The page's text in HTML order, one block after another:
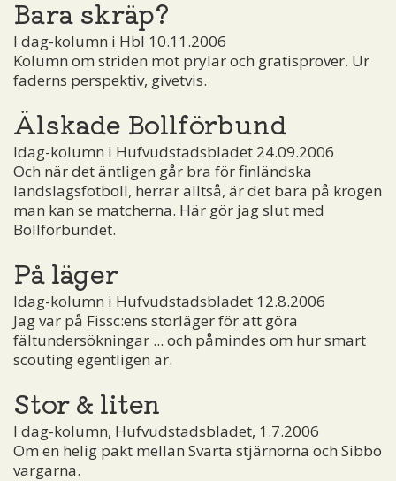
Bara skräp?
I dag-kolumn i Hbl 10.11.2006
Kolumn om striden mot prylar och gratisprover. Ur
faderns perspektiv, givetvis.
Älskade Bollförbund
Idag-kolumn i Hufvudstadsbladet 24.09.2006
Och när det äntligen går bra för finländska
landslagsfotboll, herrar alltså, är det bara på krogen
man kan se matcherna. Här gör jag slut med
Bollförbundet.
På läger
Idag-kolumn i Hufvudstadsbladet 12.8.2006
Jag var på Fissc:ens storläger för att göra
fältundersökningar ... och påmindes om hur smart
scouting egentligen är.
Stor & liten
I dag-kolumn, Hufvudstadsbladet, 1.7.2006
Om en helig pakt mellan Svarta stjärnorna och Sibbo
vargarna.